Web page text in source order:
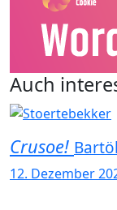
Auch
Crusoe!
12. Dezember